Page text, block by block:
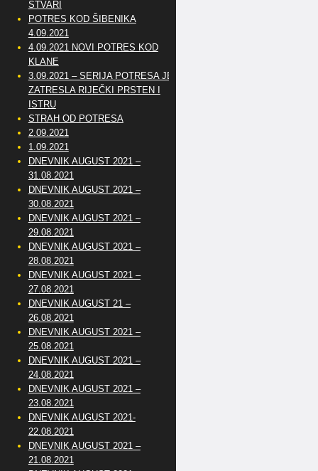
STVARI
POTRES KOD ŠIBENIKA
4.09.2021
4.09.2021 NOVI POTRES KOD
KLANE
3.09.2021 – SERIJA POTRESA JE
ZATRESLA RIJEČKI PRSTEN I
ISTRU
STRAH OD POTRESA
2.09.2021
1.09.2021
DNEVNIK AUGUST 2021 –
31.08.2021
DNEVNIK AUGUST 2021 –
30.08.2021
DNEVNIK AUGUST 2021 –
29.08.2021
DNEVNIK AUGUST 2021 –
28.08.2021
DNEVNIK AUGUST 2021 –
27.08.2021
DNEVNIK AUGUST 21 –
26.08.2021
DNEVNIK AUGUST 2021 –
25.08.2021
DNEVNIK AUGUST 2021 –
24.08.2021
DNEVNIK AUGUST 2021 –
23.08.2021
DNEVNIK AUGUST 2021-
22.08.2021
DNEVNIK AUGUST 2021 –
21.08.2021